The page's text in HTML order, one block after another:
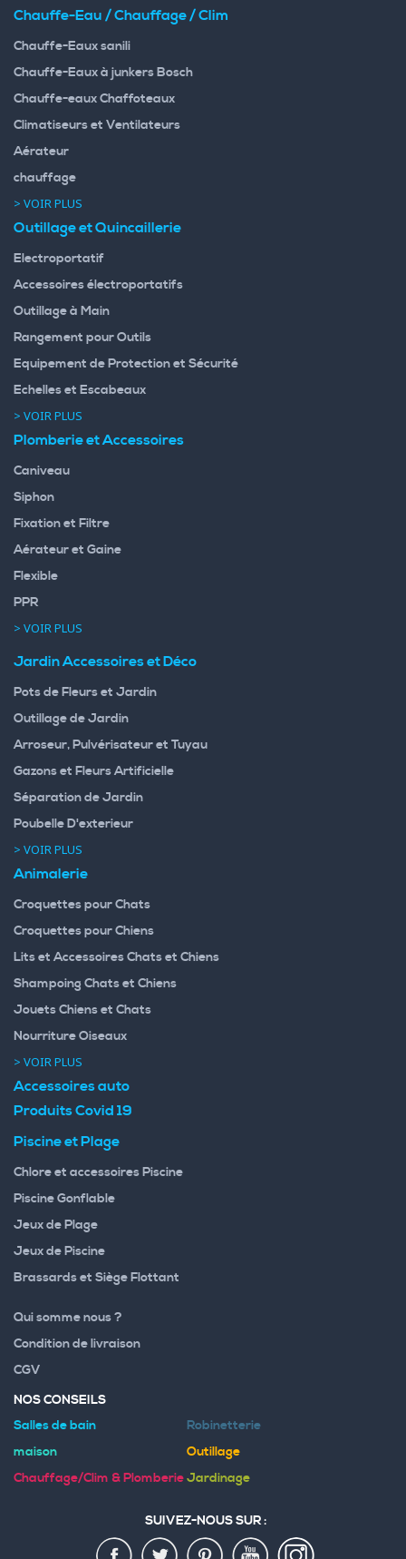
Chauffe-Eau / Chauffage / Clim
Chauffe-Eaux sanili
Chauffe-Eaux à junkers Bosch
Chauffe-eaux Chaffoteaux
Climatiseurs et Ventilateurs
Aérateur
chauffage
> VOIR PLUS
Outillage et Quincaillerie
Electroportatif
Accessoires électroportatifs
Outillage à Main
Rangement pour Outils
Equipement de Protection et Sécurité
Echelles et Escabeaux
> VOIR PLUS
Plomberie et Accessoires
Caniveau
Siphon
Fixation et Filtre
Aérateur et Gaine
Flexible
PPR
> VOIR PLUS
Jardin Accessoires et Déco
Pots de Fleurs et Jardin
Outillage de Jardin
Arroseur, Pulvérisateur et Tuyau
Gazons et Fleurs Artificielle
Séparation de Jardin
Poubelle D'exterieur
> VOIR PLUS
Animalerie
Croquettes pour Chats
Croquettes pour Chiens
Lits et Accessoires Chats et Chiens
Shampoing Chats et Chiens
Jouets Chiens et Chats
Nourriture Oiseaux
> VOIR PLUS
Accessoires auto
Produits Covid 19
Piscine et Plage
Chlore et accessoires Piscine
Piscine Gonflable
Jeux de Plage
Jeux de Piscine
Brassards et Siège Flottant
Qui somme nous ?
Condition de livraison
CGV
NOS CONSEILS
Salles de bain
Robinetterie
maison
Outillage
Chauffage/Clim & PlomberieJardinage
SUIVEZ-NOUS SUR :